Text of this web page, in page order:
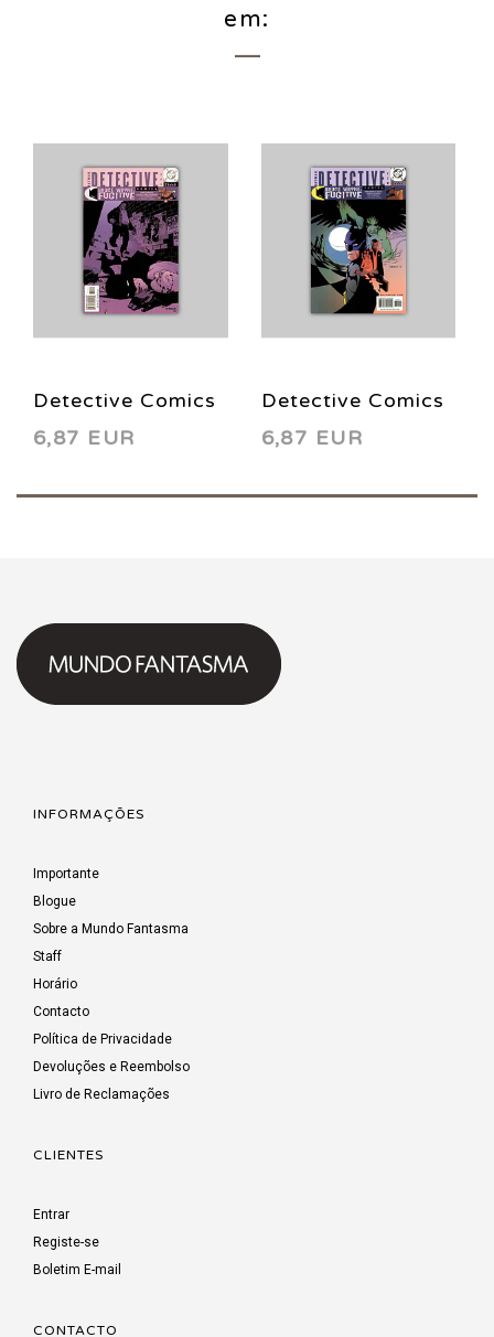
em:
Detective Comics
771 2002
6,87 EUR
Detective Comics
770 2002
6,87 EUR
INFORMAÇÕES
Importante
Blogue
Sobre a Mundo Fantasma
Staff
Horário
Contacto
Política de Privacidade
Devoluções e Reembolso
Livro de Reclamações
CLIENTES
Entrar
Registe-se
Boletim E-mail
CONTACTO